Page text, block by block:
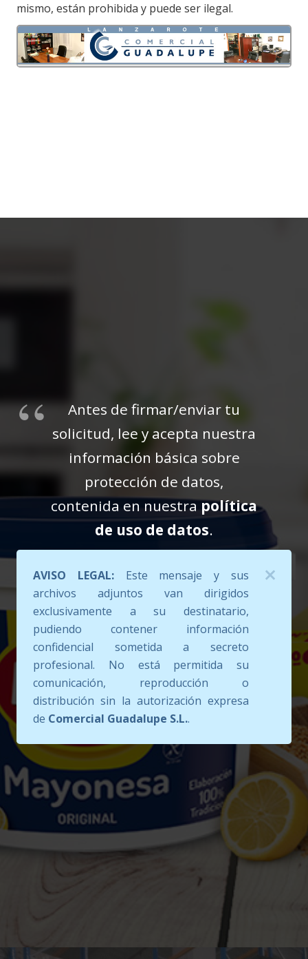
mismo, están prohibida y puede ser ilegal.
Antes de firmar/enviar tu
solicitud, lee y acepta nuestra
información básica sobre
protección de datos,
contenida en nuestrapolítica
de uso de datos.
AVISO LEGAL:Este mensaje y sus
archivos adjuntos van dirigidos
exclusivamente a su destinatario,
pudiendo contener información
confidencial sometida a secreto
profesional. No está permitida su
comunicación, reproducción o
distribución sin la autorización expresa
de Comercial Guadalupe S.L..